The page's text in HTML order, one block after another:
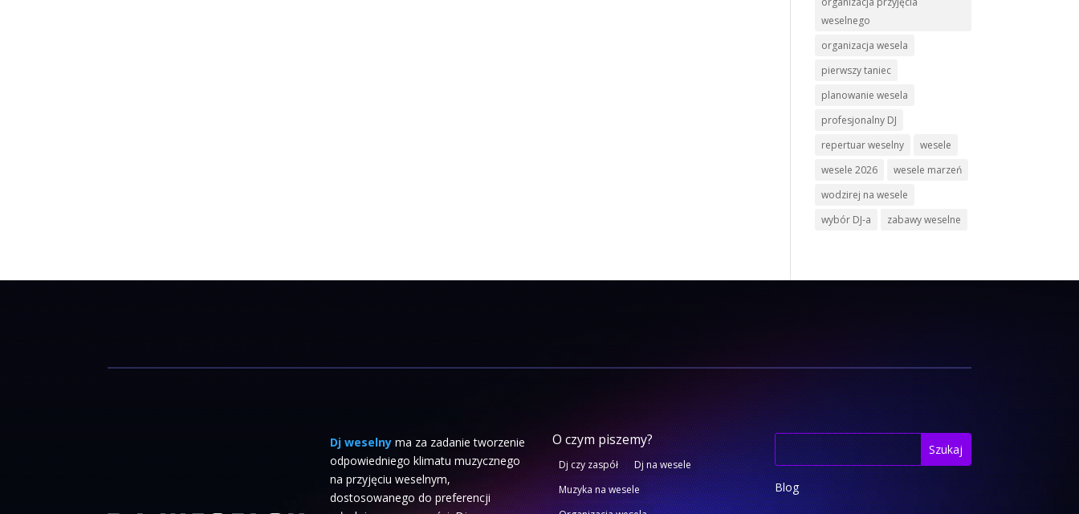
weselnego
organizacja wesela
pierwszy taniec
planowanie wesela
profesjonalny DJ
repertuar weselny
wesele
wesele 2026
wesele marzeń
wodzirej na wesele
wybór DJ-a
zabawy weselne
Dj weselny ma za zadanie tworzenie
odpowiedniego klimatu muzycznego
na przyjęciu weselnym,
dostosowanego do preferencji
O czym piszemy?
Dj czy zaspół
Dj na wesele
Muzyka na wesele
Blog